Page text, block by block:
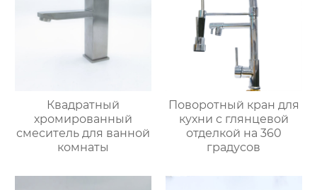
Квадратный
хромированный
смеситель для ванной
комнаты
Поворотный кран для
кухни с глянцевой
отделкой на 360
градусов